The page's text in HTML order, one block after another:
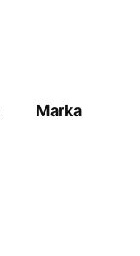
Marka